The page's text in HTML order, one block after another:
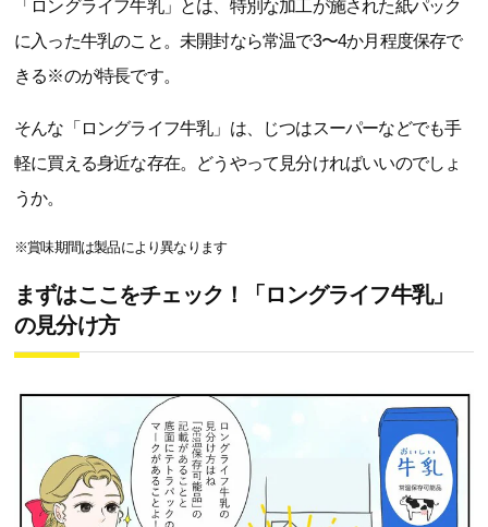
「ロングライフ牛乳」とは、特別な加工が施された紙パック
に入った牛乳のこと。未開封なら常温で3〜4か月程度保存で
きる※のが特長です。
そんな「ロングライフ牛乳」は、じつはスーパーなどでも手
軽に買える身近な存在。どうやって見分ければいいのでしょ
うか。
※賞味期間は製品により異なります
まずはここをチェック！「ロングライフ牛乳」
の見分け方